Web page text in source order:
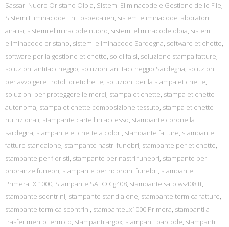
Sassari Nuoro Oristano Olbia, Sistemi Eliminacode e Gestione delle File,
Sistemi Eliminacode Enti ospedalieri, sistemi eliminacode laboratori
analisi, sistemi eliminacode nuoro, sistemi eliminacode olbia, sistemi
eliminacode oristano, sistemi eliminacode Sardegna, software etichette,
software per la gestione etichette, soldi falsi, soluzione stampa fatture,
soluzioni antitaccheggio, soluzioni antitaccheggio Sardegna, soluzioni
per avvolgere i rotoli di etichette, soluzioni per la stampa etichette,
soluzioni per proteggere le merci, stampa etichette, stampa etichette
autonoma, stampa etichette composizione tessuto, stampa etichette
nutrizionali, stampante cartellini accesso, stampante coronella
sardegna, stampante etichette a colori, stampante fatture, stampante
fatture standalone, stampante nastri funebri, stampante per etichette,
stampante per fioristi, stampante per nastri funebri, stampante per
onoranze funebri, stampante per ricordini funebri, stampante
PrimeraLX 1000, Stampante SATO Cg408, stampante sato ws408 tt,
stampante scontrini, stampante stand alone, stampante termica fatture,
stampante termica scontrini, stampanteLx1000 Primera, stampanti a
trasferimento termico, stampanti argox, stampanti barcode, stampanti